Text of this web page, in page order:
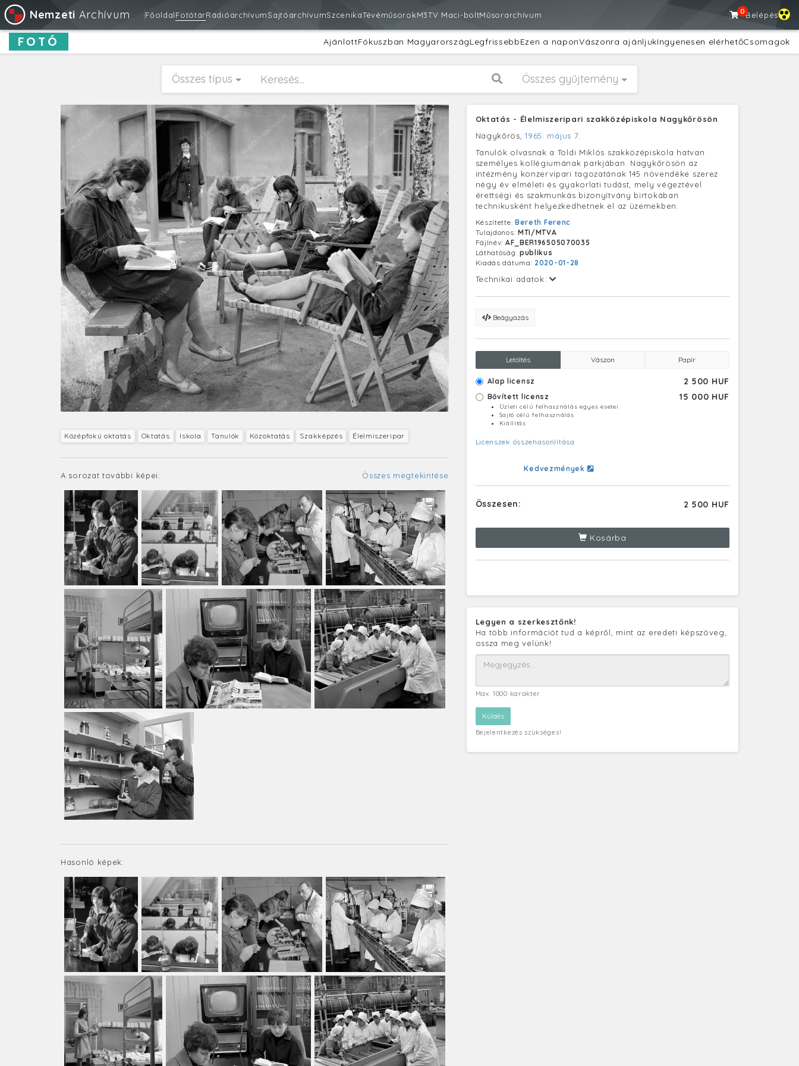
Nemzeti Archívum FőoldalFotótárRádióarchívumSajtóarchívumSzcenikaTévéműsorokM3TV Maci-boltMűsorarchívum 0Belépés
FOTÓ AjánlottFókuszban MagyarországLegfrissebbEzen a naponVászonra ajánljukIngyenesen elérhetőCsomagok
Összes típus Összes gyűjtemény
Középfokú oktatás Oktatás Iskola Tanulók Közoktatás Szakképzés Élelmiszeripar
A sorozat további képei: Összes megtekintése
Hasonló képek:
Oktatás - Élelmiszeripari szakközépiskola Nagykőrösön
Nagykőrös,1965. május 7.
Tanulók olvasnak a Toldi Miklós szakközépiskola hatvan
személyes kollégiumának parkjában. Nagykőrösön az
intézmény konzervipari tagozatának 145 növendéke szerez
négy év elméleti és gyakorlati tudást, mely végeztével
érettségi és szakmunkás bizonyítvány birtokában
technikusként helyezkedhetnek el az üzemekben.
Készítette: Bereth Ferenc
Tulajdonos: MTI/MTVA
Fájlnév: AF_BER196505070035
Láthatóság: publikus
Kiadás dátuma: 2020-01-28
Technikai adatok:
Beágyazás
Letöltés Vászon Papír
Alap licensz 2 500 HUF
Bővített licensz 15 000 HUF
Üzleti célú felhasználás egyes esetei
Sajtó célú felhasználás
Kiállítás
Licenszek összehasonlítása
Kedvezmények
Összesen: 2 500 HUF
Kosárba
Legyen a szerkesztőnk!
Ha több információt tud a képről, mint az eredeti képszöveg,
ossza meg velünk!
Max. 1000 karakter
Bejelentkezés szükséges!